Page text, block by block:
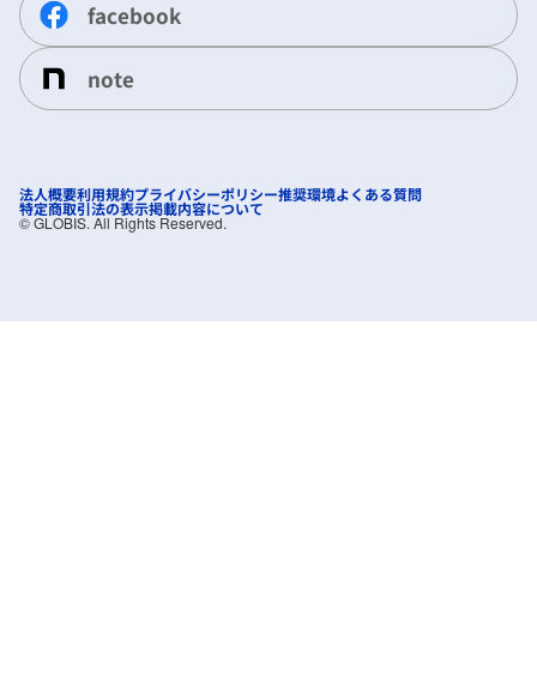
facebook
note
法人概要利用規約プライバシーポリシー推奨環境よくある質問
特定商取引法の表示掲載内容について
©︎ GLOBIS. All Rights Reserved.